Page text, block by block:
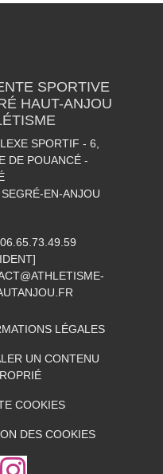
SPORTIVE
HAUT-ANJOU
SPORTIF - 6,
DE POUANCÉ -
SEGRÉ-EN-ANJOU
06.65.73.49.59
LÉGALES
UN CONTENU
COOKIES
DES COOKIES